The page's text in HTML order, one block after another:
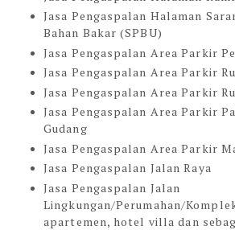
Jasa Pengaspalan Halaman
Bahan Bakar (SPBU)
Jasa Pengaspalan Area Parkir
Jasa Pengaspalan Area Parkir
Jasa Pengaspalan Area Parkir
Jasa Pengaspalan Area Parkir
Gudang
Jasa Pengaspalan Area Parkir
Jasa Pengaspalan Jalan Raya
Jasa Pengaspalan Jalan
Lingkungan/Perumahan/
apartemen, hotel villa dan